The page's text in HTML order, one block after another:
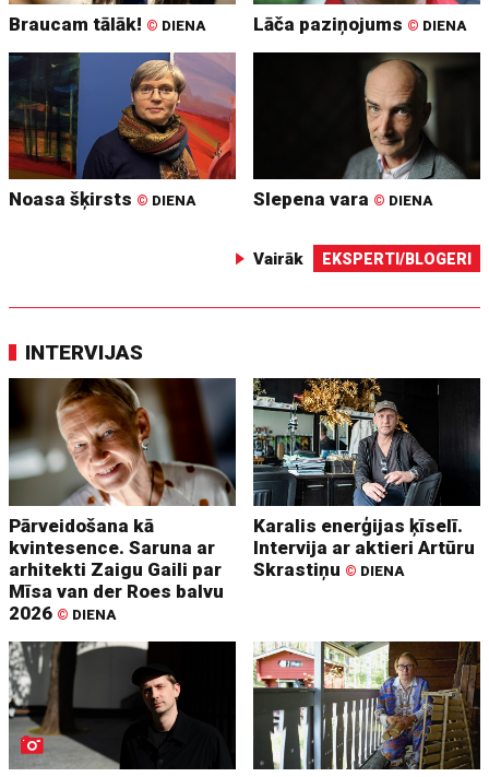
Braucam tālāk! © DIENA Lāča paziņojums © DIENA
Noasa šķirsts © DIENA Slepena vara © DIENA
Vairāk EKSPERTI/BLOGERI
INTERVIJAS
Pārveidošana kā
kvintesence. Saruna ar
arhitekti Zaigu Gaili par
Mīsa van der Roes balvu
2026 © DIENA
Karalis enerģijas ķīselī.
Intervija ar aktieri Artūru
Skrastiņu © DIENA